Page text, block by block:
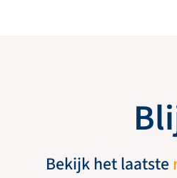
Bekijk het laatste